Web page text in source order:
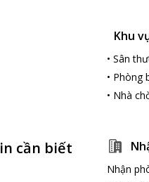
Khu
• Sân
• Phòng
• Nhà
cần biết
Nhận